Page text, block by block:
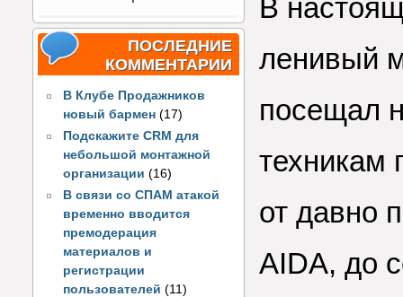
ПОСЛЕДНИЕ
КОММЕНТАРИИ
В Клубе Продажников
новый бармен (17)
Подскажите CRM для
небольшой монтажной
организации (16)
В связи со СПАМ атакой
временно вводится
премодерация
материалов и
регистрации
пользователей(11)
В
ленивый
посещал
техникам
от давно
AIDA, до